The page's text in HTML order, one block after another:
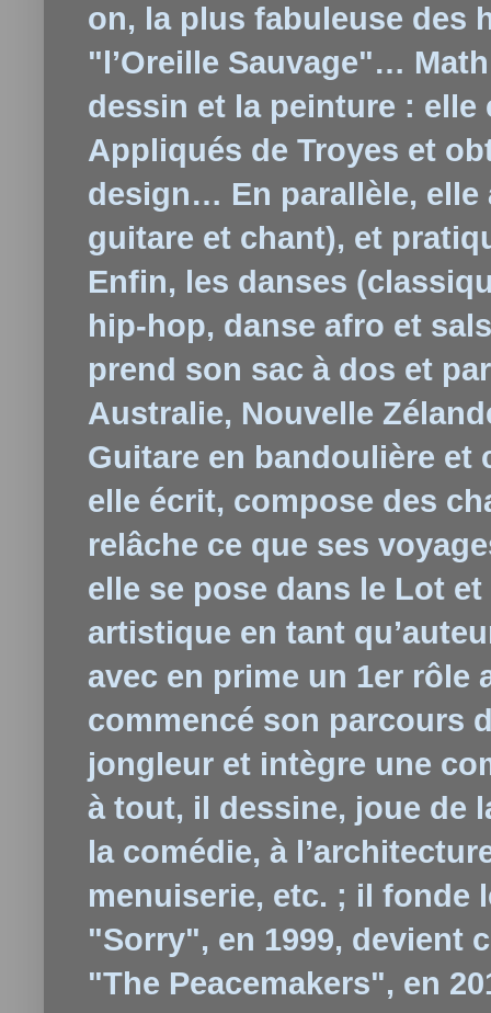
on, la plus fabuleuse des
"l’Oreille Sauvage"…
dessin et la peinture : elle
Appliqués de Troyes et
design… En parallèle, elle
guitare et chant), et
Enfin, les danses
hip-hop, danse afro et
prend son sac à dos et
Australie, Nouvelle
Guitare en bandoulière et
elle écrit, compose des
relâche ce que ses
elle se pose dans le Lot
artistique en tant
avec en prime un 1er rôle
commencé son parcours
jongleur et intègre une
à tout, il dessine, joue de
la comédie, à
menuiserie, etc. ; il fonde
"Sorry", en 1999, devient
"The Peacemakers", en